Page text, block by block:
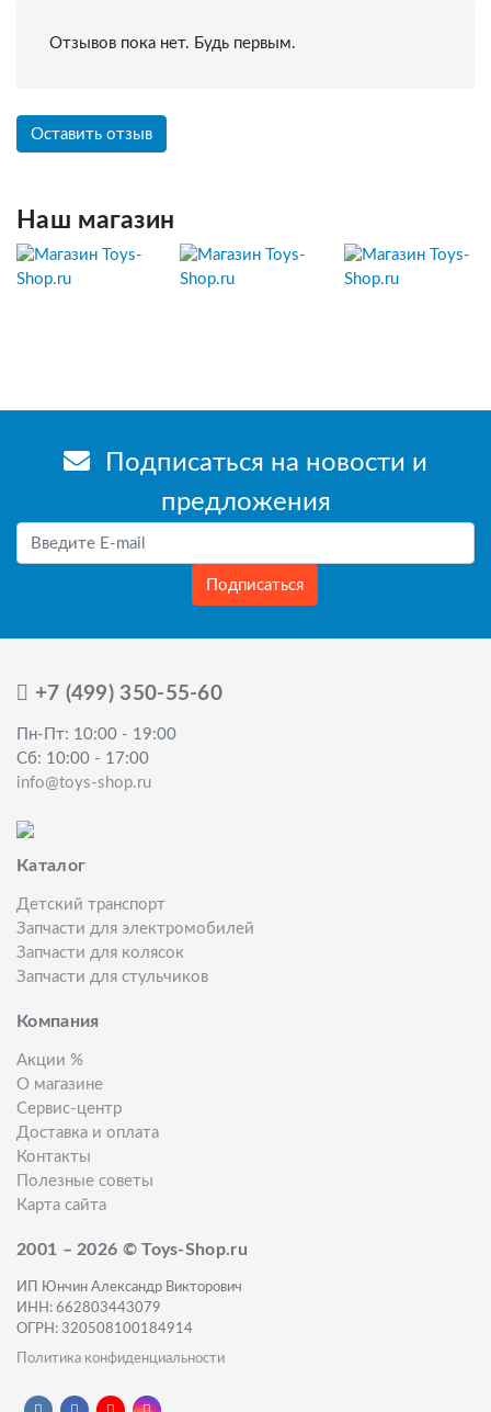
Отзывов пока нет. Будь первым.
Оставить отзыв
Наш магазин
Подписаться на новости и
предложения
Подписаться
+7 (499) 350-55-60
Пн-Пт: 10:00 - 19:00
Сб: 10:00 - 17:00
info@toys-shop.ru
Каталог
Детский транспорт
Запчасти для электромобилей
Запчасти для колясок
Запчасти для стульчиков
Компания
Акции %
О магазине
Сервис-центр
Доставка и оплата
Контакты
Полезные советы
Карта сайта
2001 – 2026 © Toys-Shop.ru
ИП Юнчин Александр Викторович
ИНН: 662803443079
ОГРН: 320508100184914
Политика конфиденциальности